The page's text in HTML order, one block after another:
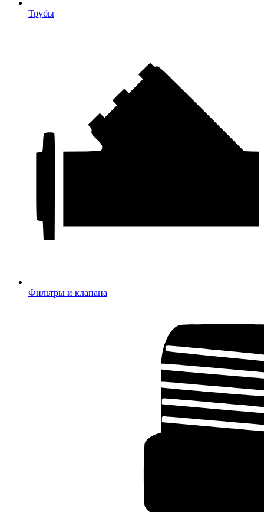
Трубы
Фильтры и клапана